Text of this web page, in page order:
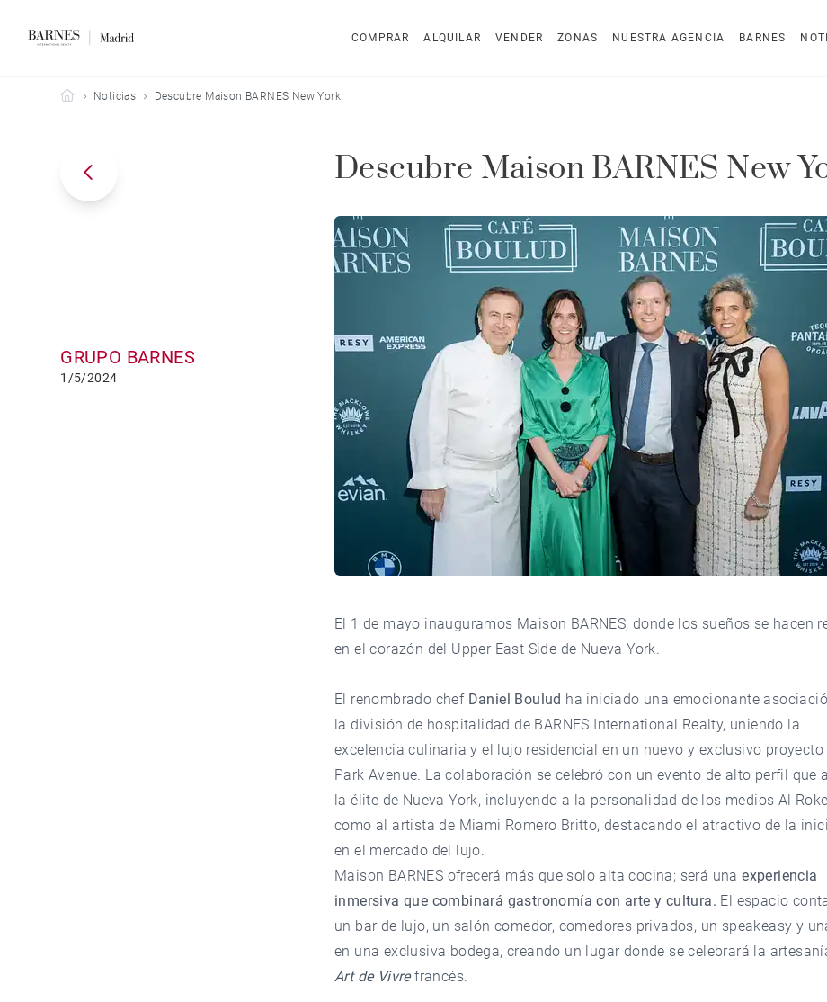
COMPRAR ALQUILAR VENDER ZONAS NUESTRA AGENCIA BARNES
Barnes Madrid
Noticias Descubre Maison BARNES New York
GRUPO BARNES
1/5/2024
Descubre Maison BARNES New
El 1 de mayo inauguramos Maison BARNES, donde los sueños se hacen
en el corazón del Upper East Side de Nueva York.
El renombrado chef Daniel Boulud ha iniciado una emocionante
la división de hospitalidad de BARNES International Realty, uniendo la
excelencia culinaria y el lujo residencial en un nuevo y exclusivo proyecto
Park Avenue. La colaboración se celebró con un evento de alto perfil que
la élite de Nueva York, incluyendo a la personalidad de los medios Al
como al artista de Miami Romero Britto, destacando el atractivo de la
en el mercado del lujo.
Maison BARNES ofrecerá más que solo alta cocina; será unaexperiencia
inmersiva que combinará gastronomía con arte y cultura. El espacio
un bar de lujo, un salón comedor, comedores privados, un speakeasy y
en una exclusiva bodega, creando un lugar donde se celebrará la
Art de Vivrefrancés.